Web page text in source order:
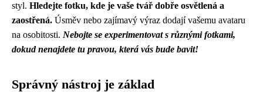
styl. Hledejte fotku, kde je vaše tvář dobře osvětlená a
zaostřená. Úsměv nebo zajímavý výraz dodají vašemu avataru
na osobitosti. Nebojte se experimentovat s různými fotkami,
dokud nenajdete tu pravou, která vás bude bavit!
Správný nástroj je základ